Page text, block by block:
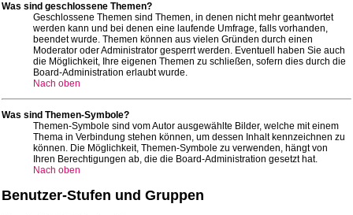
Was sind geschlossene Themen?
Geschlossene Themen sind Themen, in denen nicht mehr geantwortet
werden kann und bei denen eine laufende Umfrage, falls vorhanden,
beendet wurde. Themen können aus vielen Gründen durch einen
Moderator oder Administrator gesperrt werden. Eventuell haben Sie auch
die Möglichkeit, Ihre eigenen Themen zu schließen, sofern dies durch die
Board-Administration erlaubt wurde.
Nach oben
Was sind Themen-Symbole?
Themen-Symbole sind vom Autor ausgewählte Bilder, welche mit einem
Thema in Verbindung stehen können, um dessen Inhalt kennzeichnen zu
können. Die Möglichkeit, Themen-Symbole zu verwenden, hängt von
Ihren Berechtigungen ab, die die Board-Administration gesetzt hat.
Nach oben
Benutzer-Stufen und Gruppen